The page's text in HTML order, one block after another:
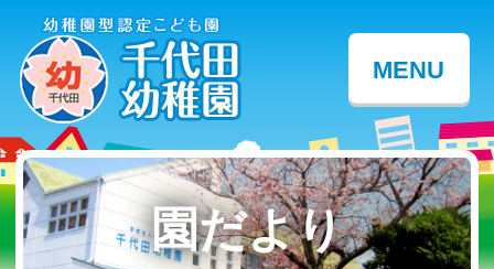
MENU
園だより